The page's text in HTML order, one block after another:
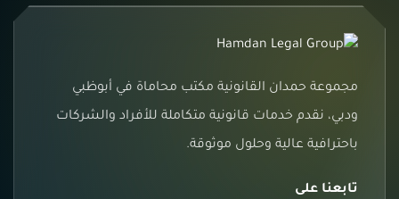
مجموعة حمدان القانونية مكتب محاماة في أبوظبي
ودبي، نقدم خدمات قانونية متكاملة للأفراد والشركات
باحترافية عالية وحلول موثوقة.
تابعنا على